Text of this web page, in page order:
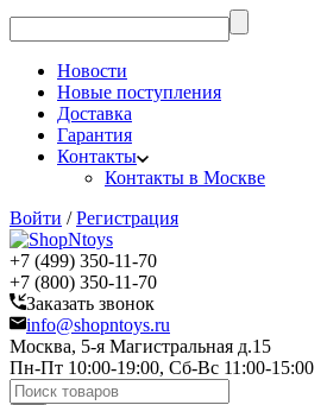
Новости
Новые поступления
Доставка
Гарантия
Контакты
Контакты в Москве
Войти /Регистрация
+7 (499) 350-11-70
+7 (800) 350-11-70
Заказать звонок
info@shopntoys.ru
Москва, 5-я Магистральная д.15
Пн-Пт 10:00-19:00, Сб-Вс 11:00-15:00